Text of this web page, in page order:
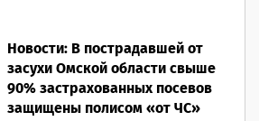
Новости: В пострадавшей от
засухи Омской области свыше
90% застрахованных посевов
защищены полисом «от ЧС»